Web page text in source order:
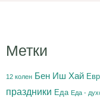
Метки
12 колен Бен Иш Хай
праздники Еда Еда -